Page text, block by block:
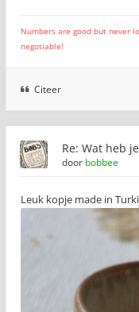
Numbers are good but never
negotiable!
Citeer
Re: Wat heb
door bobbee
Leuk kopje made in